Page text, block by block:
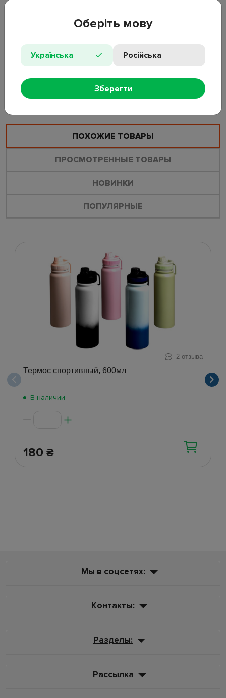
термоизоляции. Имеет простой механизм открывания и
подстаканник или сумку. Материал: нержавеющая сталь,
пластик.
ОСТАВИТЬ ОТЗЫВ ЗАДАТЬ ВОПРОС
ПОХОЖИЕ ТОВАРЫ
ПРОСМОТРЕННЫЕ ТОВАРЫ
НОВИНКИ
ПОПУЛЯРНЫЕ
2 отзыва
Термос спортивный, 600мл
В наличии
180 ₴
Оберіть мову
Українська Російська
Зберегти
Мы в соцсетях:
Контакты:
Разделы:
Рассылка